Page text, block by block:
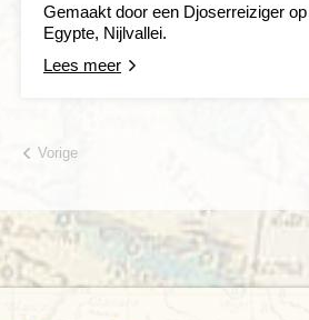
Gemaakt door een Djoserreiziger
Egypte, Nijlvallei.
Lees meer
Vorige